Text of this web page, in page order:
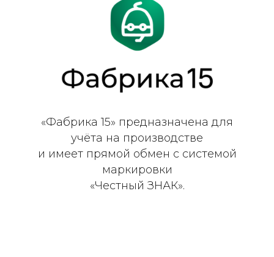
«Фабрика 15» предназначена для
учёта на производстве
и имеет прямой обмен с системой
маркировки
«Честный ЗНАК».